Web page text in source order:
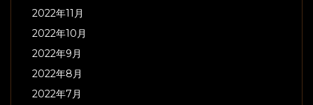
2022年11月
2022年10月
2022年9月
2022年8月
2022年7月